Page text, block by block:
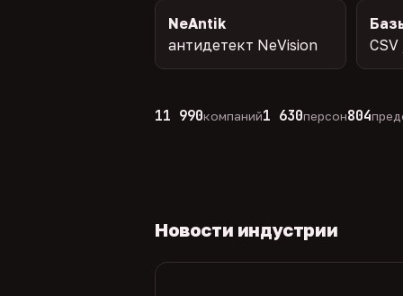
NeAntik
антидетект NeVision
11 990компаний1 630персон804
Новости индустрии